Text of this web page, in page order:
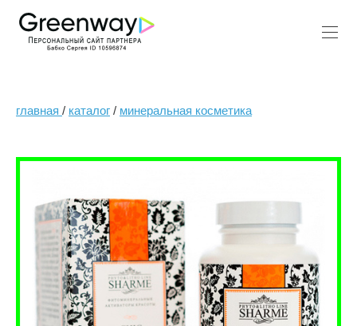
главная / каталог / минеральная косметика